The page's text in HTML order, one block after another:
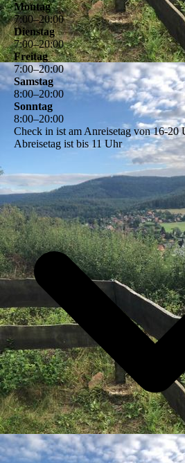
Montag
7:00–20:00
Dienstag
7:00–20:00
Freitag
7:00–20:00
Samstag
8:00–20:00
Sonntag
8:00–20:00
Check in ist am Anreisetag von 16-20
Abreisetag ist bis 11 Uhr